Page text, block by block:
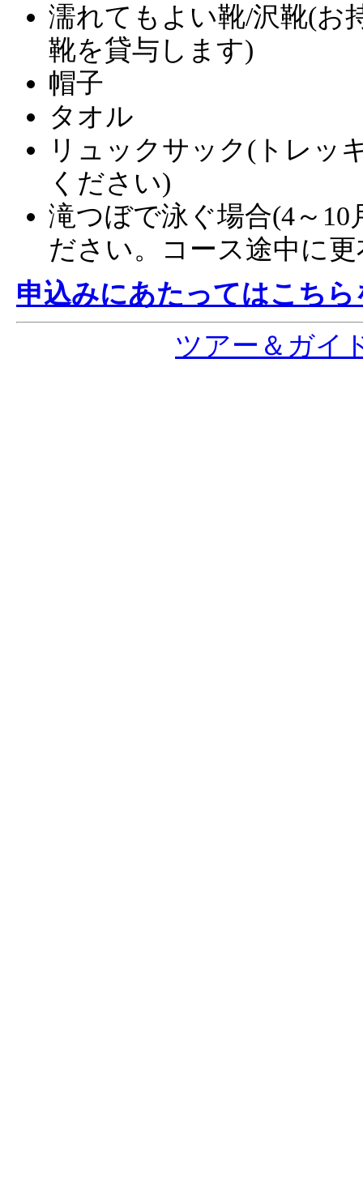
濡れてもよい靴/沢靴(お
靴を貸与します)
帽子
タオル
リュックサック(トレッ
ください)
滝つぼで泳ぐ場合(4～
ださい。コース途中に
申込みにあたってはこち
ツアー＆ガイ